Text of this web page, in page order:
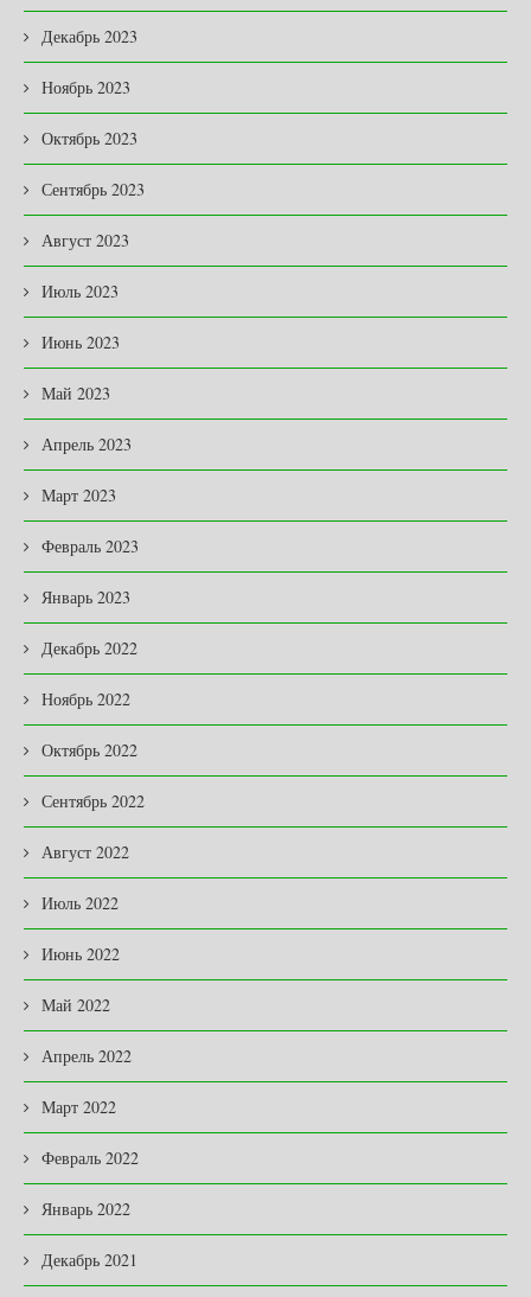
Декабрь 2023
Ноябрь 2023
Октябрь 2023
Сентябрь 2023
Август 2023
Июль 2023
Июнь 2023
Май 2023
Апрель 2023
Март 2023
Февраль 2023
Январь 2023
Декабрь 2022
Ноябрь 2022
Октябрь 2022
Сентябрь 2022
Август 2022
Июль 2022
Июнь 2022
Май 2022
Апрель 2022
Март 2022
Февраль 2022
Январь 2022
Декабрь 2021